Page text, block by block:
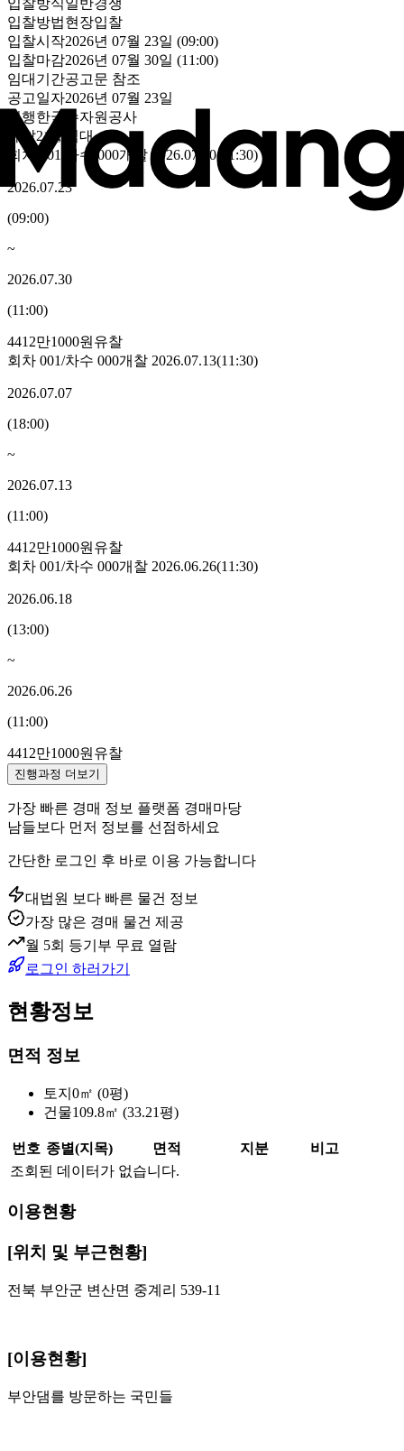
입찰방식일반경쟁
입찰방법현장입찰
입찰시작2026년 07월 23일 (09:00)
입찰마감2026년 07월 30일 (11:00)
임대기간공고문 참조
공고일자2026년 07월 23일
집행한국수자원공사
유찰2회
,
임대
회차
001 /차수 000개찰2026.07.30( 11:30)
2026.07.23
(09:00)
~
2026.07.30
(11:00)
4412만1000원 유찰
회차 001/차수 000개찰 2026.07.13(11:30)
2026.07.07
(18:00)
~
2026.07.13
(11:00)
4412만1000원 유찰
회차 001/차수 000개찰 2026.06.26(11:30)
2026.06.18
(13:00)
~
2026.06.26
(11:00)
4412만1000원 유찰
진행과정 더보기
가장 빠른 경매 정보 플랫폼 경매마당
남들보다 먼저 정보를 선점하세요
간단한 로그인 후 바로 이용 가능합니다
대법원 보다 빠른 물건 정보
가장 많은 경매 물건 제공
월 5회 등기부 무료 열람
로그인 하러가기
현황정보
면적 정보
토지 0㎡ (0평)
건물109.8㎡ (33.21평)
번호 종별(지목) 면적 지분
비고
조회된 데이터가 없습니다.
이용현황
[위치 및 부근현황]
전북 부안군 변산면 중계리 539-11
[이용현황]
부안댐를 방문하는 국민들